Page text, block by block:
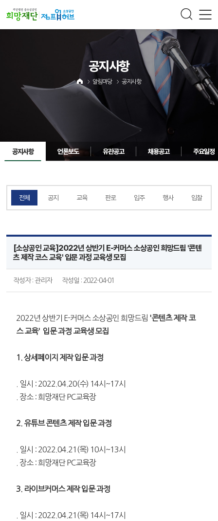
공지사항
알림마당 공지사항
공지사항 언론보도 유관공고 채용공고 주요일정
전체 공지 교육 판로 입주 행사 입찰
[소상공인 교육]2022년 상반기 E-커머스 소상공인 희망드림 '콘텐
츠 제작 코스 교육' 입문 과정 교육생 모집
작성자 : 관리자 작성일 : 2022-04-01
2022년 상반기 E-커머스 소상공인 희망드림 '콘텐츠 제작 코
스 교육' 입문 과정 교육생 모집
1. 상세페이지 제작 입문 과정
. 일시 : 2022.04.20(수) 14시~17시
. 장소 : 희망재단 PC교육장
2. 유튜브 콘텐츠 제작 입문 과정
. 일시 : 2022.04.21(목) 10시~13시
. 장소 : 희망재단 PC교육장
3. 라이브커머스 제작 입문 과정
. 일시 : 2022.04.21(목) 14시~17시